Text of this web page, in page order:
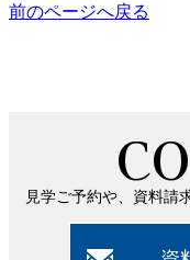
前のページへ戻る
見学ご予約や、資料請